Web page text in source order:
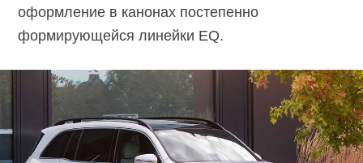
оформление в канонах постепенно
формирующейся линейки EQ.